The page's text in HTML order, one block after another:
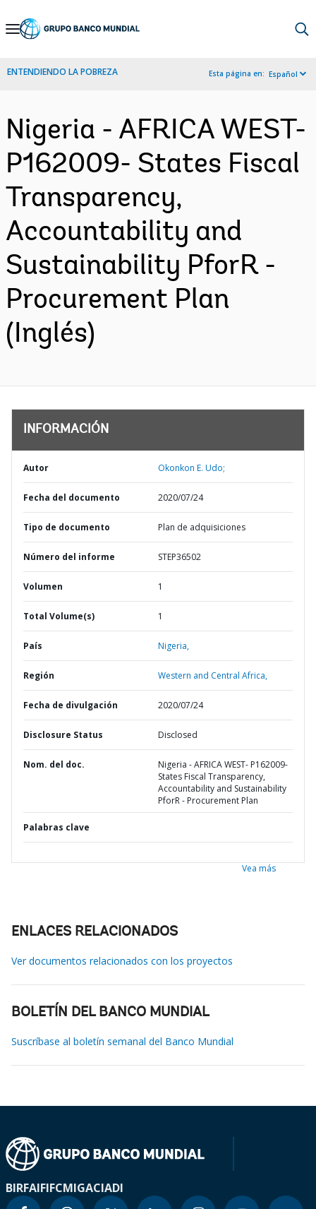
Skip
Navigation
ENTENDIENDO LA POBREZA Esta página en: Español
Nigeria - AFRICA WEST-
P162009- States Fiscal
Transparency,
Accountability and
Sustainability PforR -
Procurement Plan
(Inglés)
INFORMACIÓN
Autor Okonkon E. Udo;
Fecha del documento 2020/07/24
Tipo de documento Plan de adquisiciones
Número del informe STEP36502
Volumen 1
Total Volume(s) 1
País Nigeria,
Región Western and Central Africa,
Fecha de divulgación 2020/07/24
Disclosure Status Disclosed
Nom. del doc.
Nigeria - AFRICA WEST- P162009-
States Fiscal Transparency,
Accountability and Sustainability
PforR - Procurement Plan
Palabras clave
Vea más
ENLACES RELACIONADOS
Ver documentos relacionados con los proyectos
BOLETÍN DEL BANCO MUNDIAL
Suscríbase al boletín semanal del Banco Mundial
BIRFAIFIFCMIGACIADI